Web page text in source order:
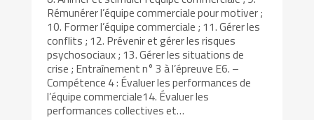
Rémunérer l’équipe commerciale pour motiver ;
10. Former l’équipe commerciale ; 11. Gérer les
conflits ; 12. Prévenir et gérer les risques
psychosociaux ; 13. Gérer les situations de
crise ; Entraînement n° 3 à l’épreuve E6. –
Compétence 4 : Évaluer les performances de
l’équipe commerciale14. Évaluer les
performances collectives et…